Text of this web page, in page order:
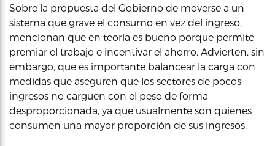
Sobre la propuesta del Gobierno de moverse a un
sistema que grave el consumo en vez del ingreso,
mencionan que en teoría es bueno porque permite
premiar el trabajo e incentivar el ahorro. Advierten, sin
embargo, que es importante balancear la carga con
medidas que aseguren que los sectores de pocos
ingresos no carguen con el peso de forma
desproporcionada, ya que usualmente son quienes
consumen una mayor proporción de sus ingresos.